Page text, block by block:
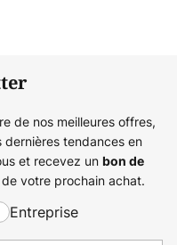
de nos meilleures offres,
dernières tendances en
et recevez un bon de
votre prochain achat.
Entreprise